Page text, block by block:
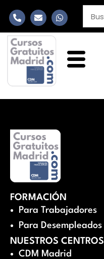
FORMACIÓN
Para Trabajadores
Para Desempleados
NUESTROS CENTROS
CDM Madrid